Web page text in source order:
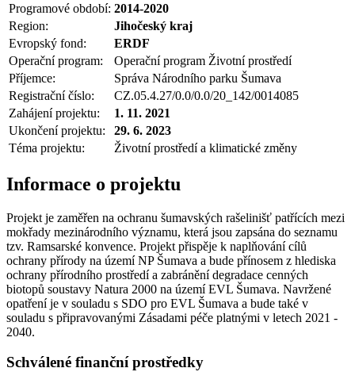
Programové období: 2014-2020
Region:
Jihočeský kraj
Evropský fond:
ERDF
Operační program:
Operační program Životní prostředí
Příjemce:
Správa Národního parku Šumava
Registrační číslo:
CZ.05.4.27/0.0/0.0/20_142/0014085
Zahájení projektu:
1. 11. 2021
Ukončení projektu:
29. 6. 2023
Téma projektu:
Životní prostředí a klimatické změny
Informace o projektu
Projekt je zaměřen na ochranu šumavských rašelinišť patřících mezi
mokřady mezinárodního významu, která jsou zapsána do seznamu
tzv. Ramsarské konvence. Projekt přispěje k naplňování cílů
ochrany přírody na území NP Šumava a bude přínosem z hlediska
ochrany přírodního prostředí a zabránění degradace cenných
biotopů soustavy Natura 2000 na území EVL Šumava. Navržené
opatření je v souladu s SDO pro EVL Šumava a bude také v
souladu s připravovanými Zásadami péče platnými v letech 2021 -
2040.
Schválené finanční prostředky